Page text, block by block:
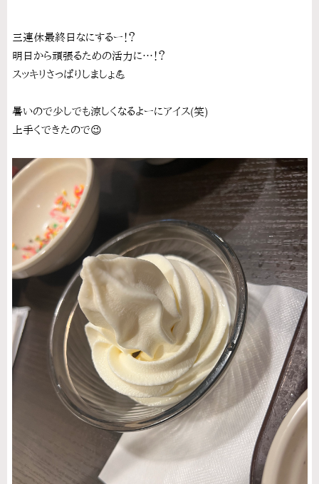
三連休最終日なにするー！？
明日から頑張るための活力に…！？
スッキリさっぱりしましょ💪
暑いので少しでも涼しくなるよーにアイス(笑)
上手くできたので😉